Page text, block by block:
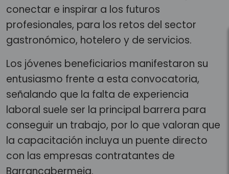
conectar e inspirar a los futuros
profesionales, para los retos del sector
gastronómico, hotelero y de servicios.
Los jóvenes beneficiarios manifestaron su
entusiasmo frente a esta convocatoria,
señalando que la falta de experiencia
laboral suele ser la principal barrera para
conseguir un trabajo, por lo que valoran que
la capacitación incluya un puente directo
con las empresas contratantes de
Barrancabermeja.